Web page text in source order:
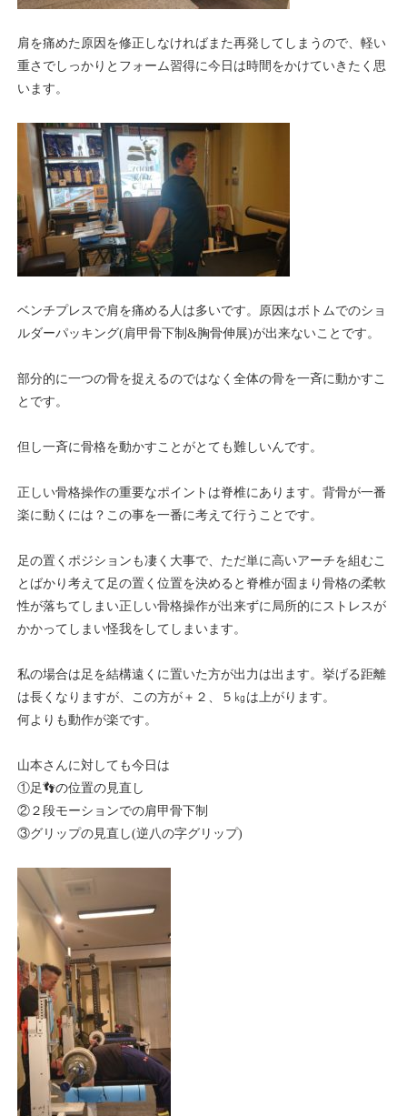
肩を痛めた原因を修正しなければまた再発してしまうので、軽い
重さでしっかりとフォーム習得に今日は時間をかけていきたく思
います。
ベンチプレスで肩を痛める人は多いです。原因はボトムでのショ
ルダーパッキング(肩甲骨下制&胸骨伸展)が出来ないことです。
部分的に一つの骨を捉えるのではなく全体の骨を一斉に動かすこ
とです。
但し一斉に骨格を動かすことがとても難しいんです。
正しい骨格操作の重要なポイントは脊椎にあります。背骨が一番
楽に動くには？この事を一番に考えて行うことです。
足の置くポジションも凄く大事で、ただ単に高いアーチを組むこ
とばかり考えて足の置く位置を決めると脊椎が固まり骨格の柔軟
性が落ちてしまい正しい骨格操作が出来ずに局所的にストレスが
かかってしまい怪我をしてしまいます。
私の場合は足を結構遠くに置いた方が出力は出ます。挙げる距離
は長くなりますが、この方が＋２、５㎏は上がります。
何よりも動作が楽です。
山本さんに対しても今日は
①足👣の位置の見直し
②２段モーションでの肩甲骨下制
③グリップの見直し(逆八の字グリップ)